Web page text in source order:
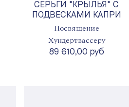
СЕРЬГИ "КРЫЛЬЯ" С
ПОДВЕСКАМИ КАПРИ
Посвящение
Хундертвассеру
89 610,00 руб